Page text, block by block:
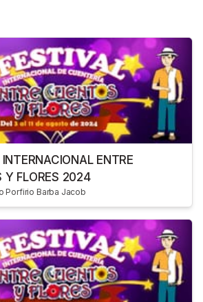
ENTRE
Y FLORES 2024
Porfirio Barba Jacob